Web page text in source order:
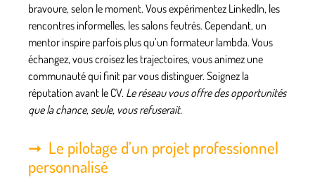
bravoure, selon le moment. Vous expérimentez LinkedIn, les
rencontres informelles, les salons feutrés. Cependant, un
mentor inspire parfois plus qu’un formateur lambda. Vous
échangez, vous croisez les trajectoires, vous animez une
communauté qui finit par vous distinguer. Soignez la
réputation avant le CV. Le réseau vous offre des opportunités
que la chance, seule, vous refuserait.
Le pilotage d’un projet professionnel
personnalisé